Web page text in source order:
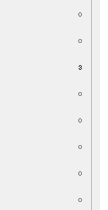
0
0
3
0
0
0
0
0